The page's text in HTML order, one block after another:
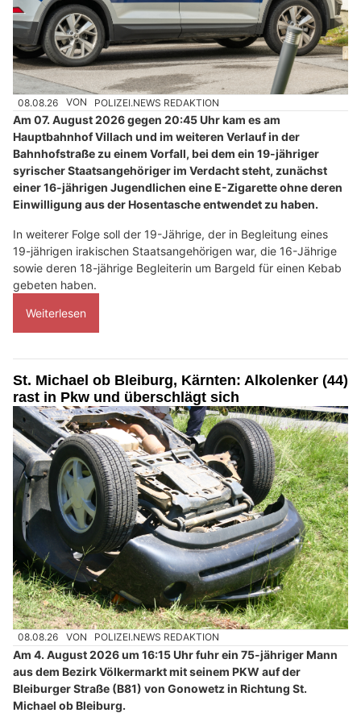
08.08.26 VON POLIZEI.NEWS REDAKTION
Am 07. August 2026 gegen 20:45 Uhr kam es am
Hauptbahnhof Villach und im weiteren Verlauf in der
Bahnhofstraße zu einem Vorfall, bei dem ein 19-jähriger
syrischer Staatsangehöriger im Verdacht steht, zunächst
einer 16-jährigen Jugendlichen eine E-Zigarette ohne deren
Einwilligung aus der Hosentasche entwendet zu haben.
In weiterer Folge soll der 19-Jährige, der in Begleitung eines
19-jährigen irakischen Staatsangehörigen war, die 16-Jährige
sowie deren 18-jährige Begleiterin um Bargeld für einen Kebab
gebeten haben.
Weiterlesen
St. Michael ob Bleiburg, Kärnten: Alkolenker (44)
rast in Pkw und überschlägt sich
08.08.26 VON POLIZEI.NEWS REDAKTION
Am 4. August 2026 um 16:15 Uhr fuhr ein 75-jähriger Mann
aus dem Bezirk Völkermarkt mit seinem PKW auf der
Bleiburger Straße (B81) von Gonowetz in Richtung St.
Michael ob Bleiburg.